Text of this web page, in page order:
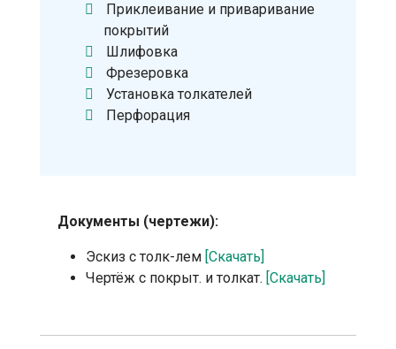
Приклеивание и приваривание
покрытий
Шлифовка
Фрезеровка
Установка толкателей
Перфорация
Документы (чертежи):
Эскиз с толк-лем [Скачать]
Чертёж с покрыт. и толкат. [Скачать]